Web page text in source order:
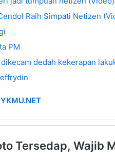
Raih Simpati Netizen
PM
dedah kekerapan